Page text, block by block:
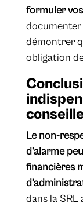
formuler
documenter
démontrer
obligation
Le non-
d’alarme
financières
dans la SRL